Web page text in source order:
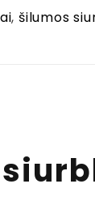
,šilumos